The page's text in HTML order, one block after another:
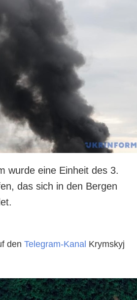
wurde eine Einheit des 3.
das sich in den Bergen
den Telegram-Kanal Krymskyj